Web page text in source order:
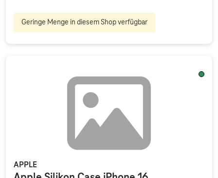
Geringe Menge in diesem Shop verfügbar
APPLE